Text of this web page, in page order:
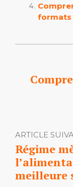
formats
ARTICLE
Régime
meilleure